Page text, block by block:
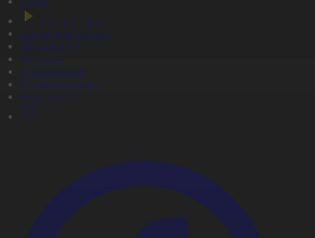
Тікелей эфир
Бағдарлама кестесі
Жаңалықтар
Жобалар
Телехикаялар
Мультсериалдар
Видеоархив